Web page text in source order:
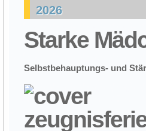
2026
Starke
Selbstbehauptungs- und